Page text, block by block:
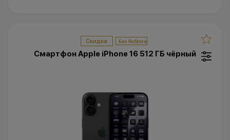
Скидка
Смартфон Apple iPhone 16 512 ГБ чёрный